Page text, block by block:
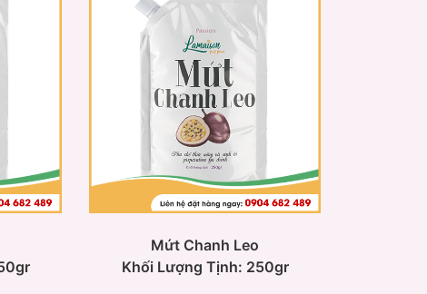
Mứt Chanh Leo
Khối Lượng Tịnh: 250gr